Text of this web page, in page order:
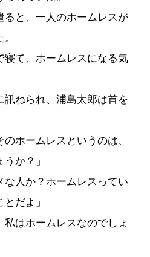
と、一人のホームレスが
寝て、ホームレスになる気
ねられ、浦島太郎は首を
のホームレスというのは、
か？」
な人か？ホームレスってい
だよ」
私はホームレスなのでしょ